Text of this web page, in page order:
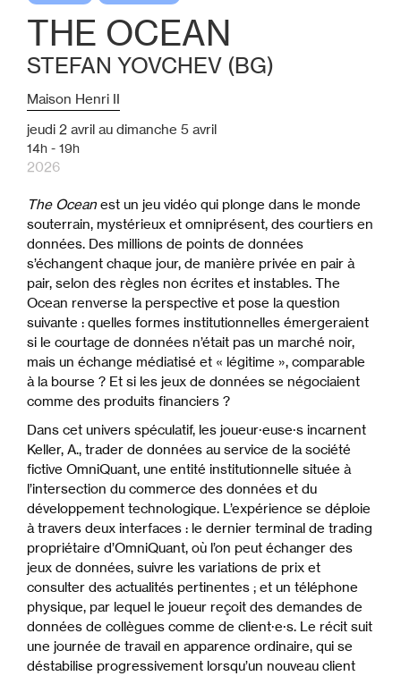
THE OCEAN
STEFAN YOVCHEV (BG)
Maison Henri II
jeudi 2 avril au dimanche 5 avril
14h - 19h
2026
The Oceanest un jeu vidéo qui plonge dans le monde
souterrain, mystérieux et omniprésent, des courtiers en
données. Des millions de points de données
s’échangent chaque jour, de manière privée en pair à
pair, selon des règles non écrites et instables. The
Ocean renverse la perspective et pose la question
suivante : quelles formes institutionnelles émergeraient
si le courtage de données n’était pas un marché noir,
mais un échange médiatisé et « légitime », comparable
à la bourse ? Et si les jeux de données se négociaient
comme des produits financiers ?
Dans cet univers spéculatif, les joueur·euse·s incarnent
Keller, A., trader de données au service de la société
fictive OmniQuant, une entité institutionnelle située à
l’intersection du commerce des données et du
développement technologique. L’expérience se déploie
à travers deux interfaces : le dernier terminal de trading
propriétaire d’OmniQuant, où l’on peut échanger des
jeux de données, suivre les variations de prix et
consulter des actualités pertinentes ; et un téléphone
physique, par lequel le joueur reçoit des demandes de
données de collègues comme de client·e·s. Le récit suit
une journée de travail en apparence ordinaire, qui se
déstabilise progressivement lorsqu’un nouveau client